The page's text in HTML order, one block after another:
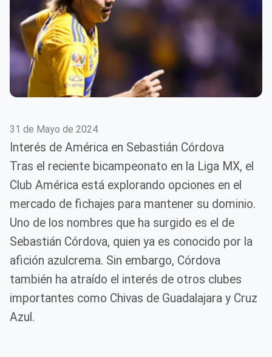
31 de Mayo de 2024
Interés de América en Sebastián Córdova
Tras el reciente bicampeonato en la Liga MX, el
Club América está explorando opciones en el
mercado de fichajes para mantener su dominio.
Uno de los nombres que ha surgido es el de
Sebastián Córdova, quien ya es conocido por la
afición azulcrema. Sin embargo, Córdova
también ha atraído el interés de otros clubes
importantes como Chivas de Guadalajara y Cruz
Azul.